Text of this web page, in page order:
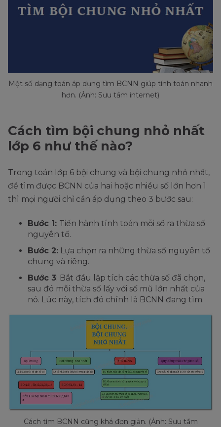
Một số dạng toán áp dụng tìm BCNN giúp tính toán nhanh
hơn. (Ảnh: Sưu tầm internet)
Cách tìm bội chung nhỏ nhất
lớp 6 như thế nào?
Trong toán lớp 6 bội chung và bội chung nhỏ nhất,
để tìm được BCNN của hai hoặc nhiều số lớn hơn 1
thì mọi người chỉ cần áp dụng theo 3 bước sau:
Bước 1: Tiến hành tính toán mỗi số ra thừa số
nguyên tố.
Bước 2: Lựa chọn ra những thừa số nguyên tố
chung và riêng.
Bước 3: Bắt đầu lập tích các thừa số đã chọn,
sau đó mỗi thừa số lấy với số mũ lớn nhất của
nó. Lúc này, tích đó chính là BCNN đang tìm.
Cách tìm BCNN cũng khá đơn giản. (Ảnh: Sưu tầm